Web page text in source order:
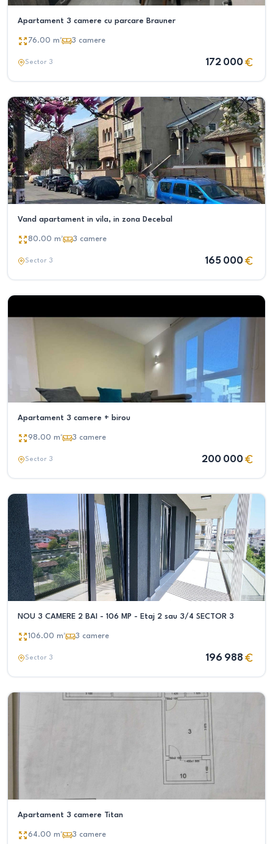
Apartament 3 camere cu parcare Brauner
76.00 m² 3 camere
Sector 3 172 000
Vand apartament in vila, in zona Decebal
80.00 m² 3 camere
Sector 3 165 000
Apartament 3 camere + birou
98.00 m² 3 camere
Sector 3 200 000
NOU 3 CAMERE 2 BAI - 106 MP - Etaj 2 sau 3/4 SECTOR 3
106.00 m² 3 camere
Sector 3 196 988
Apartament 3 camere Titan
64.00 m² 3 camere